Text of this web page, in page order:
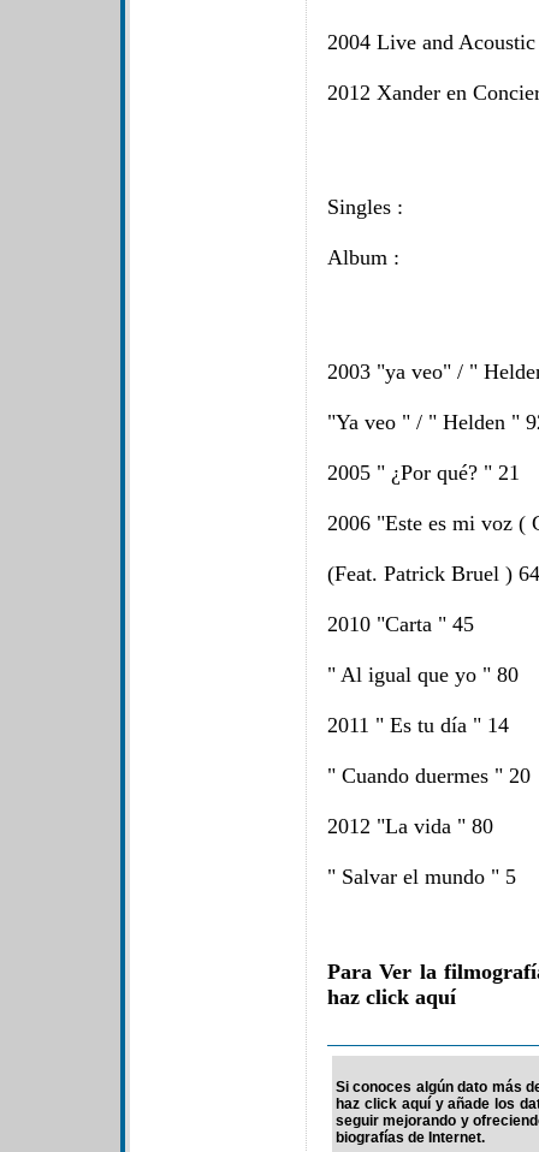
2004 Live and Acoustic
2012 Xander en
Singles :
Album :
2003 "ya veo" / "
"Ya veo " / " Helden "
2005 " ¿Por qué? " 21
2006 "Este es mi voz (
(Feat. Patrick Bruel ) 64
2010 "Carta " 45
" Al igual que yo " 80
2011 " Es tu día " 14
" Cuando duermes " 20
2012 "La vida " 80
" Salvar el mundo " 5
Para Ver la
haz click aquí
Si conoces algún dato más
haz click aquí y añade los
seguir mejorando y
biografías de Internet.